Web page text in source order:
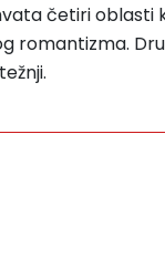
četiri